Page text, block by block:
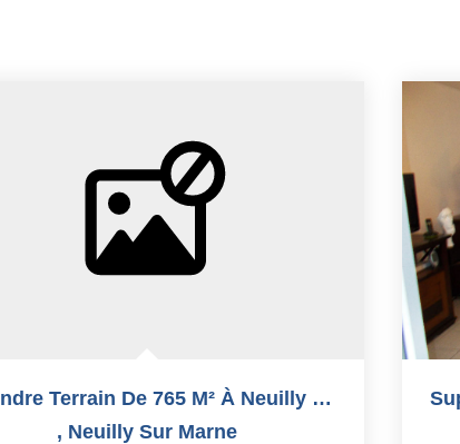
A Vendre Terrain De 765 M² À Neuilly Sur Marne
, Neuilly Sur Marne